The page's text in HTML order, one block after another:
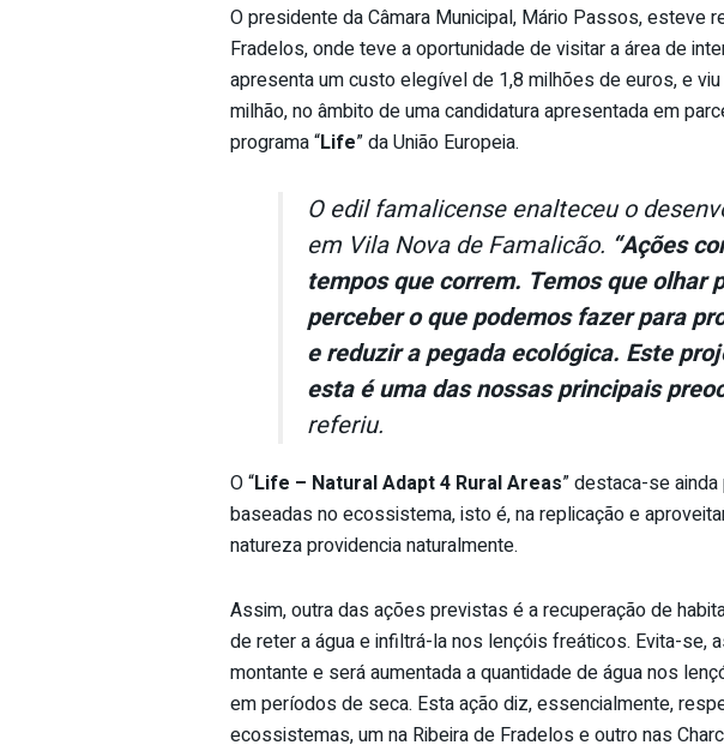
O presidente da Câmara Municipal, Mário Passos, esteve
Fradelos, onde teve a oportunidade de visitar a área de
apresenta um custo elegível de 1,8 milhões de euros, e
milhão, no âmbito de uma candidatura apresentada em
programa “Life” da União Europeia.
O edil famalicense enalteceu o
em Vila Nova de Famalicão. “Ações
tempos que correm. Temos que olhar
perceber o que podemos fazer para
e reduzir a pegada ecológica. Este
esta é uma das nossas principais
referiu.
O “Life – Natural Adapt 4 Rural Areas” destaca-se
baseadas no ecossistema, isto é, na replicação e
natureza providencia naturalmente.
Assim, outra das ações previstas é a recuperação de
de reter a água e infiltrá-la nos lençóis freáticos. Evita-se,
montante e será aumentada a quantidade de água nos
em períodos de seca. Esta ação diz, essencialmente,
ecossistemas, um na Ribeira de Fradelos e outro nas